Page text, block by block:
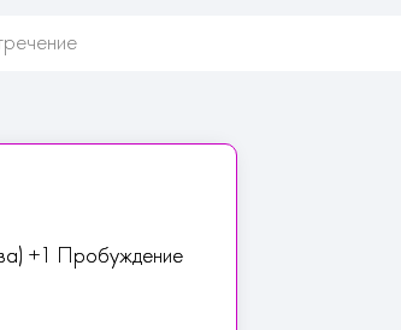
+1 Пробуждение